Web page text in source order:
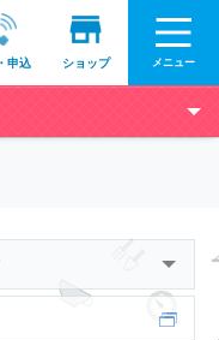
申込 ショップ メニュー